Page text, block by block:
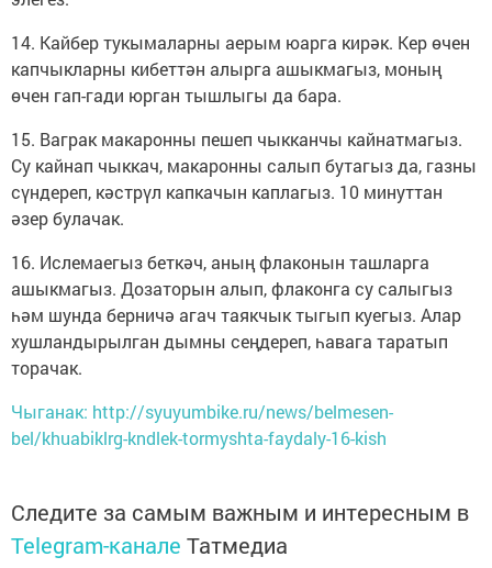
14. Кайбер тукымаларны аерым юарга кирәк. Кер өчен
капчыкларны кибеттән алырга ашыкмагыз, моның
өчен гап-гади юрган тышлыгы да бара.
15. Ваграк макаронны пешеп чыкканчы кайнатмагыз.
Су кайнап чыккач, макаронны салып бутагыз да, газны
сүндереп, кәстрүл капкачын каплагыз. 10 минуттан
әзер булачак.
16. Ислемаегыз беткәч, аның флаконын ташларга
ашыкмагыз. Дозаторын алып, флаконга су салыгыз
һәм шунда берничә агач таякчык тыгып куегыз. Алар
хушландырылган дымны сеңдереп, һавага таратып
торачак.
Чыганак: http://syuyumbike.ru/news/belmesen-
bel/khuabiklrg-kndlek-tormyshta-faydaly-16-kish
Следите за самым важным и интересным в
Telegram-канале Татмедиа